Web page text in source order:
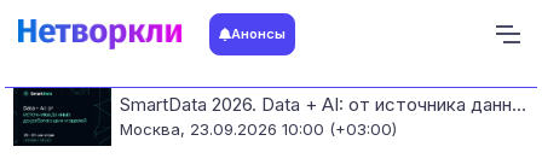
Анонсы
SmartData 2026. Data + AI: от источника данных до работающих моделей
Москва, 23.09.2026 10:00 (+03:00)